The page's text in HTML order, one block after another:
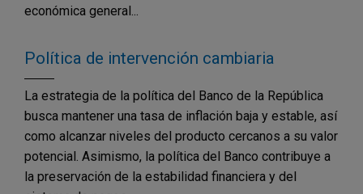
económica general...
Política de intervención cambiaria
La estrategia de la política del Banco de la República
busca mantener una tasa de inflación baja y estable, así
como alcanzar niveles del producto cercanos a su valor
potencial. Asimismo, la política del Banco contribuye a
la preservación de la estabilidad financiera y del